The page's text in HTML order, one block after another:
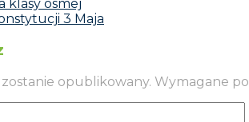
klasy ósmej
3 Maja
opublikowany. Wymagane